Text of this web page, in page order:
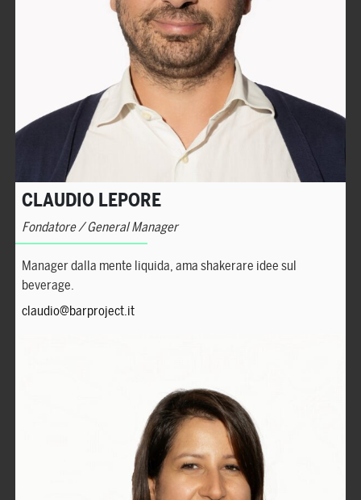
CLAUDIO LEPORE
Fondatore / General Manager
Manager dalla mente liquida, ama shakerare idee sul
beverage.
claudio@barproject.it